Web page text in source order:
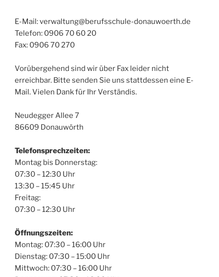
E-Mail: verwaltung@berufsschule-donauwoerth.de
Telefon: 0906 70 60 20
Fax: 0906 70 270
Vorübergehend sind wir über Fax leider nicht
erreichbar. Bitte senden Sie uns stattdessen eine E-
Mail. Vielen Dank für Ihr Verständis.
Neudegger Allee 7
86609 Donauwörth
Telefonsprechzeiten:
Montag bis Donnerstag:
07:30 – 12:30 Uhr
13:30 – 15:45 Uhr
Freitag:
07:30 – 12:30 Uhr
Öffnungszeiten:
Montag: 07:30 – 16:00 Uhr
Dienstag: 07:30 – 15:00 Uhr
Mittwoch: 07:30 – 16:00 Uhr